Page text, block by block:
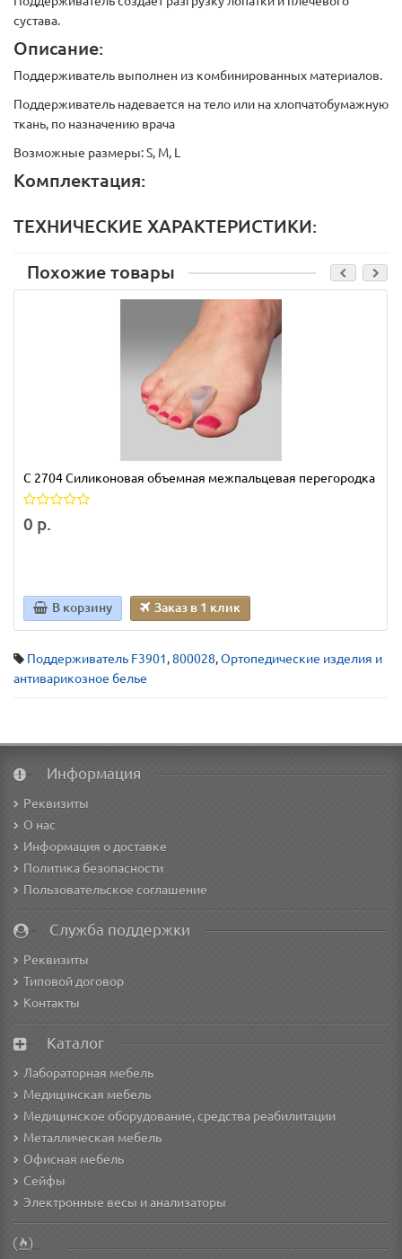
сустава.
Описание:
Поддерживатель выполнен из комбинированных материалов.
Поддерживатель надевается на тело или на хлопчатобумажную
ткань, по назначению врача
Возможные размеры: S, M, L
Комплектация:
ТЕХНИЧЕСКИЕ ХАРАКТЕРИСТИКИ:
Похожие товары
С 2704 Силиконовая объемная межпальцевая перегородка
0 р.
В корзину Заказ в 1 клик
Поддерживатель F3901,800028,Ортопедические изделия и
антиварикозное белье
Информация
Реквизиты
О нас
Информация о доставке
Политика безопасности
Пользовательское соглашение
Служба поддержки
Реквизиты
Типовой договор
Контакты
Каталог
Лабораторная мебель
Медицинская мебель
Медицинское оборудование, средства реабилитации
Металлическая мебель
Офисная мебель
Сейфы
Электронные весы и анализаторы